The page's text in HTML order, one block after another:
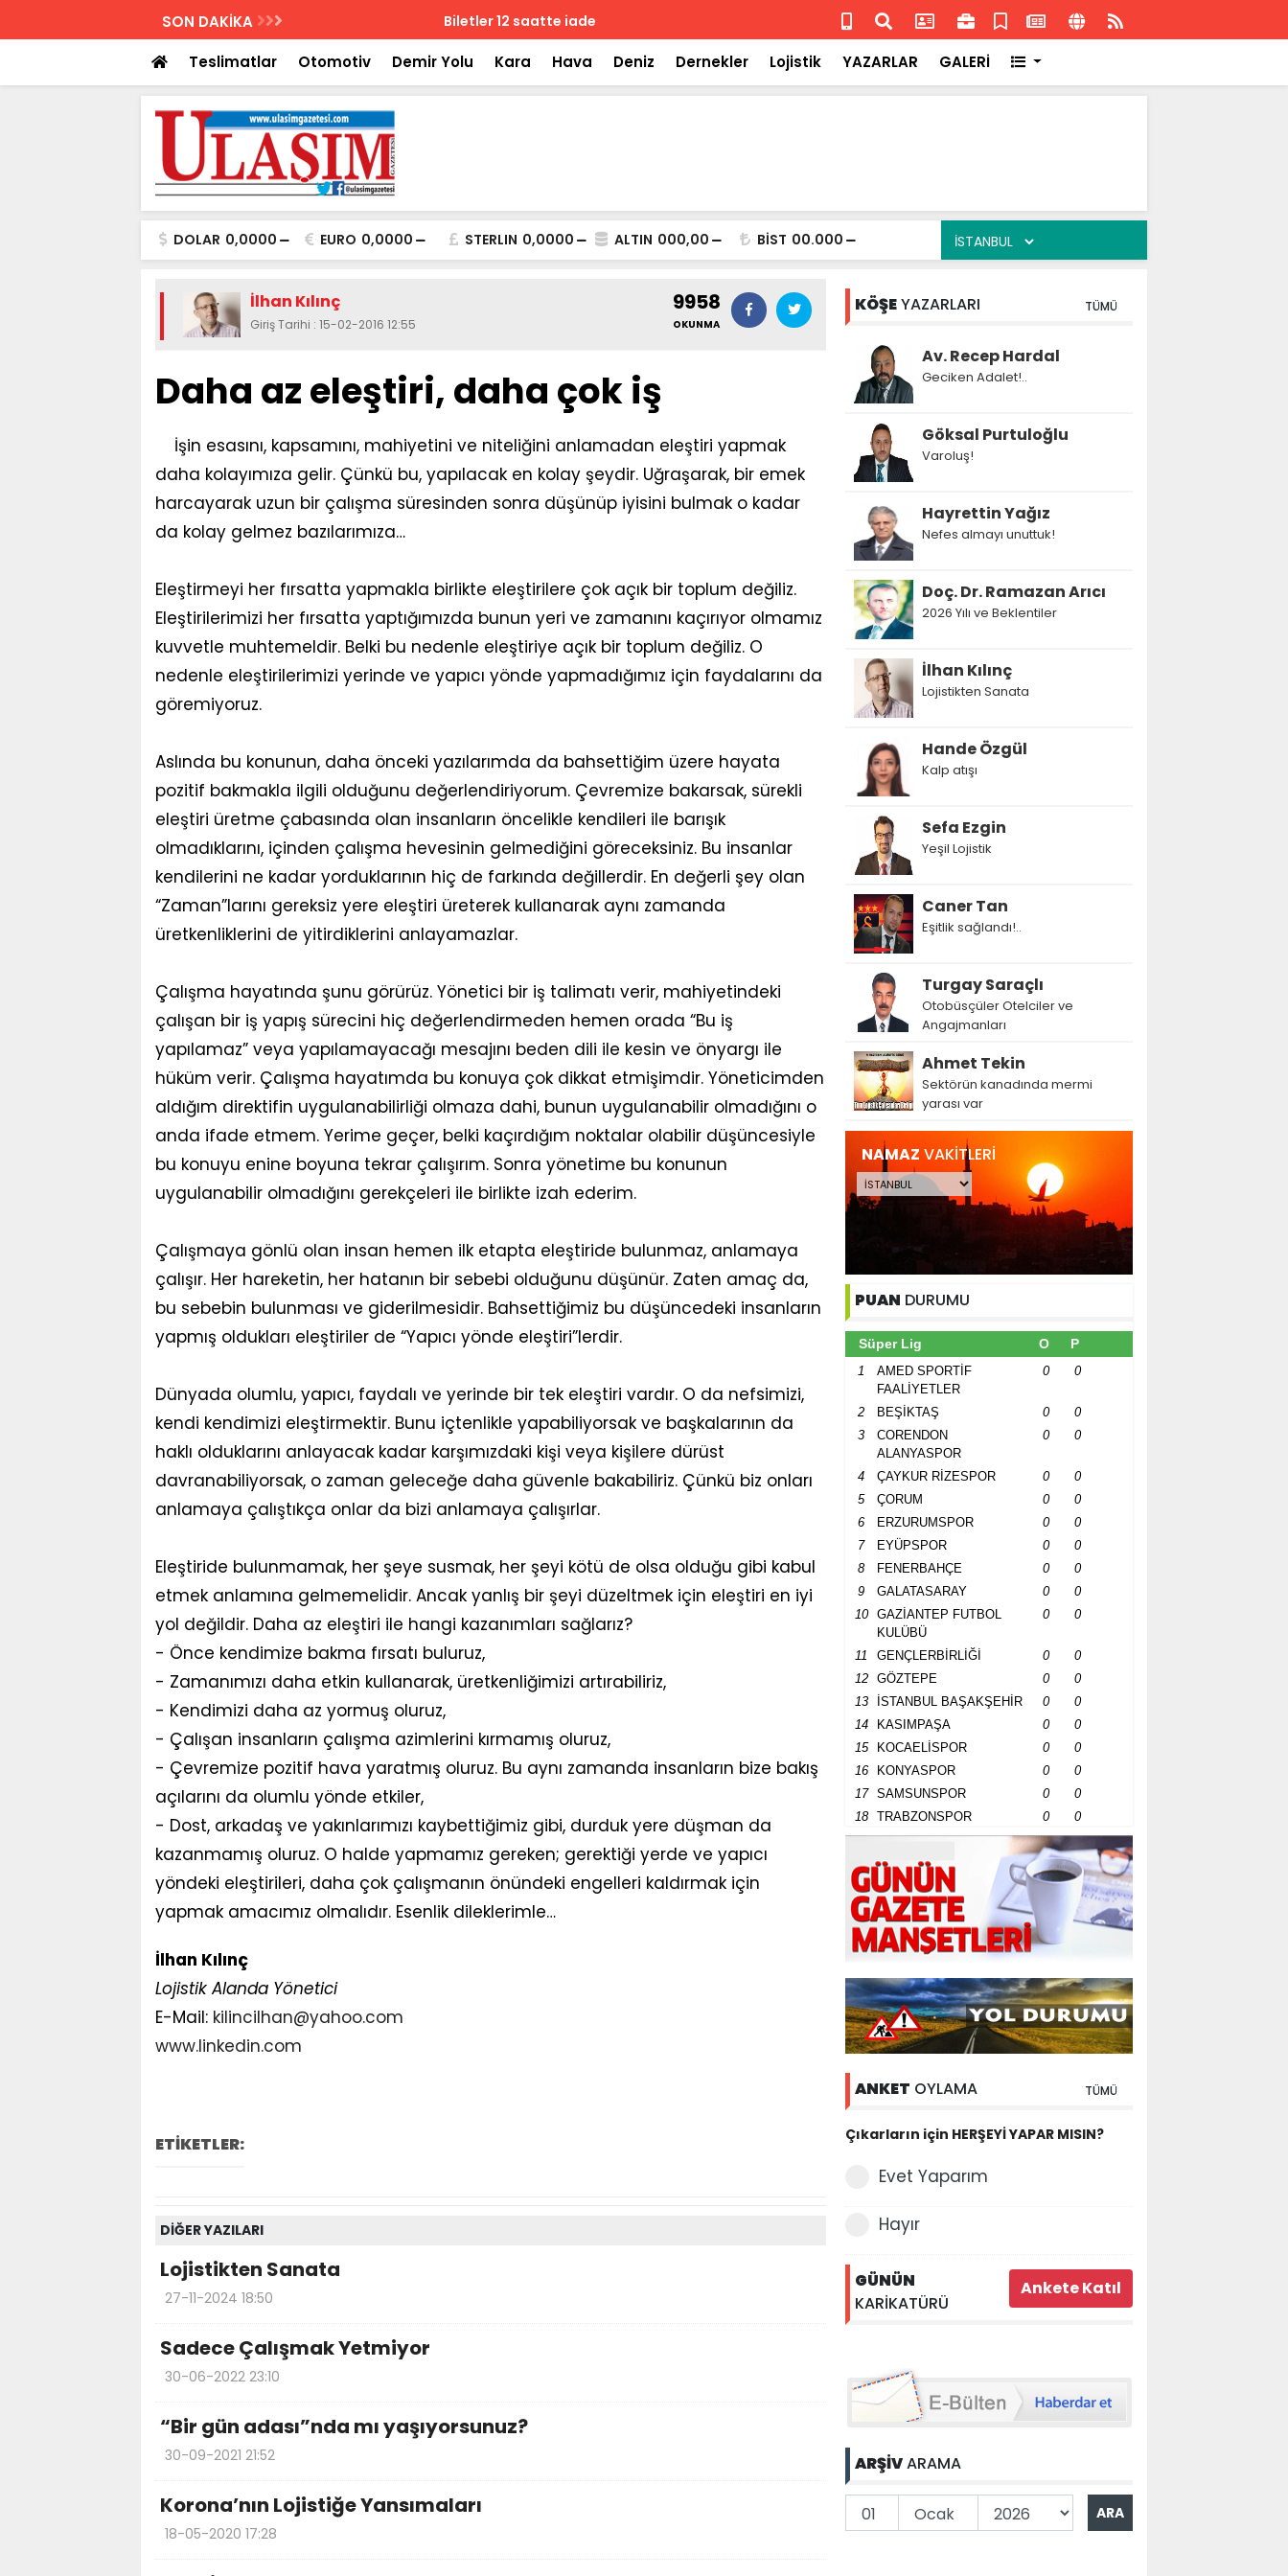
SON DAKİKA Biletler 12 saatte iade Isuzu'nun Fransa'daki başarısı
Teslimatlar Otomotiv Demir Yolu Kara Hava Deniz Dernekler Lojistik YAZARLAR GALERİ
DOLAR 0,0000 EURO 0,0000 STERLIN 0,0000 ALTIN 000,00 BİST 00.000
İlhan Kılınç
Giriş Tarihi : 15-02-2016 12:55
9958
OKUNMA
Daha az eleştiri, daha çok iş
İşin esasını, kapsamını, mahiyetini ve niteliğini anlamadan eleştiri yapmak
daha kolayımıza gelir. Çünkü bu, yapılacak en kolay şeydir. Uğraşarak, bir emek
harcayarak uzun bir çalışma süresinden sonra düşünüp iyisini bulmak o kadar
da kolay gelmez bazılarımıza…
Eleştirmeyi her fırsatta yapmakla birlikte eleştirilere çok açık bir toplum değiliz.
Eleştirilerimizi her fırsatta yaptığımızda bunun yeri ve zamanını kaçırıyor olmamız
kuvvetle muhtemeldir. Belki bu nedenle eleştiriye açık bir toplum değiliz. O
nedenle eleştirilerimizi yerinde ve yapıcı yönde yapmadığımız için faydalarını da
göremiyoruz.
Aslında bu konunun, daha önceki yazılarımda da bahsettiğim üzere hayata
pozitif bakmakla ilgili olduğunu değerlendiriyorum. Çevremize bakarsak, sürekli
eleştiri üretme çabasında olan insanların öncelikle kendileri ile barışık
olmadıklarını, içinden çalışma hevesinin gelmediğini göreceksiniz. Bu insanlar
kendilerini ne kadar yorduklarının hiç de farkında değillerdir. En değerli şey olan
“Zaman”larını gereksiz yere eleştiri üreterek kullanarak aynı zamanda
üretkenliklerini de yitirdiklerini anlayamazlar.
Çalışma hayatında şunu görürüz. Yönetici bir iş talimatı verir, mahiyetindeki
çalışan bir iş yapış sürecini hiç değerlendirmeden hemen orada “Bu iş
yapılamaz” veya yapılamayacağı mesajını beden dili ile kesin ve önyargı ile
hüküm verir. Çalışma hayatımda bu konuya çok dikkat etmişimdir. Yöneticimden
aldığım direktifin uygulanabilirliği olmaza dahi, bunun uygulanabilir olmadığını o
anda ifade etmem. Yerime geçer, belki kaçırdığım noktalar olabilir düşüncesiyle
bu konuyu enine boyuna tekrar çalışırım. Sonra yönetime bu konunun
uygulanabilir olmadığını gerekçeleri ile birlikte izah ederim.
Çalışmaya gönlü olan insan hemen ilk etapta eleştiride bulunmaz, anlamaya
çalışır. Her hareketin, her hatanın bir sebebi olduğunu düşünür. Zaten amaç da,
bu sebebin bulunması ve giderilmesidir. Bahsettiğimiz bu düşüncedeki insanların
yapmış oldukları eleştiriler de “Yapıcı yönde eleştiri”lerdir.
Dünyada olumlu, yapıcı, faydalı ve yerinde bir tek eleştiri vardır. O da nefsimizi,
kendi kendimizi eleştirmektir. Bunu içtenlikle yapabiliyorsak ve başkalarının da
haklı olduklarını anlayacak kadar karşımızdaki kişi veya kişilere dürüst
davranabiliyorsak, o zaman geleceğe daha güvenle bakabiliriz. Çünkü biz onları
anlamaya çalıştıkça onlar da bizi anlamaya çalışırlar.
Eleştiride bulunmamak, her şeye susmak, her şeyi kötü de olsa olduğu gibi kabul
etmek anlamına gelmemelidir. Ancak yanlış bir şeyi düzeltmek için eleştiri en iyi
yol değildir. Daha az eleştiri ile hangi kazanımları sağlarız?
- Önce kendimize bakma fırsatı buluruz,
- Zamanımızı daha etkin kullanarak, üretkenliğimizi artırabiliriz,
- Kendimizi daha az yormuş oluruz,
- Çalışan insanların çalışma azimlerini kırmamış oluruz,
- Çevremize pozitif hava yaratmış oluruz. Bu aynı zamanda insanların bize bakış
açılarını da olumlu yönde etkiler,
- Dost, arkadaş ve yakınlarımızı kaybettiğimiz gibi, durduk yere düşman da
kazanmamış oluruz. O halde yapmamız gereken; gerektiği yerde ve yapıcı
yöndeki eleştirileri, daha çok çalışmanın önündeki engelleri kaldırmak için
yapmak amacımız olmalıdır. Esenlik dileklerimle…
İlhan Kılınç
Lojistik Alanda Yönetici
E-Mail: kilincilhan@yahoo.com
www.linkedin.com
ETİKETLER:
DİĞER YAZILARI
Lojistikten Sanata
27-11-2024 18:50
Sadece Çalışmak Yetmiyor
30-06-2022 23:10
“Bir gün adası”nda mı yaşıyorsunuz?
30-09-2021 21:52
Korona’nın Lojistiğe Yansımaları
18-05-2020 17:28
KÖŞEYAZARLARI TÜMÜ
Av. Recep Hardal
Geciken Adalet!..
Göksal Purtuloğlu
Varoluş!
Hayrettin Yağız
Nefes almayı unuttuk!
Doç. Dr. Ramazan Arıcı
2026 Yılı ve Beklentiler
İlhan Kılınç
Lojistikten Sanata
Hande Özgül
Kalp atışı
Sefa Ezgin
Yeşil Lojistik
Caner Tan
Eşitlik sağlandı!..
Turgay Saraçlı
Otobüsçüler Otelciler ve
Angajmanları
Ahmet Tekin
Sektörün kanadında mermi
yarası var
NAMAZ VAKİTLERİ
PUAN DURUMU
Süper Lig O P
1
AMED SPORTİF
FAALİYETLER
0 0
2 BEŞİKTAŞ 0
0
3
CORENDON
ALANYASPOR
0 0
4 ÇAYKUR RİZESPOR 0
0
5
ÇORUM 0
0
6
ERZURUMSPOR 0
0
7
EYÜPSPOR 0
0
8
FENERBAHÇE 0
0
9
GALATASARAY 0
0
10
GAZİANTEP FUTBOL
KULÜBÜ
0 0
11 GENÇLERBİRLİĞİ 0
0
12
GÖZTEPE 0
0
13
İSTANBUL BAŞAKŞEHİR 0
0
14
KASIMPAŞA 0
0
15
KOCAELİSPOR 0
0
16
KONYASPOR 0
0
17
SAMSUNSPOR 0
0
18
TRABZONSPOR 0 0
ANKET OYLAMA TÜMÜ
Çıkarların için HERŞEYİ YAPAR MISIN?
Evet Yaparım
Hayır
GÜNÜN
KARİKATÜRÜ
ARŞİVARAMA